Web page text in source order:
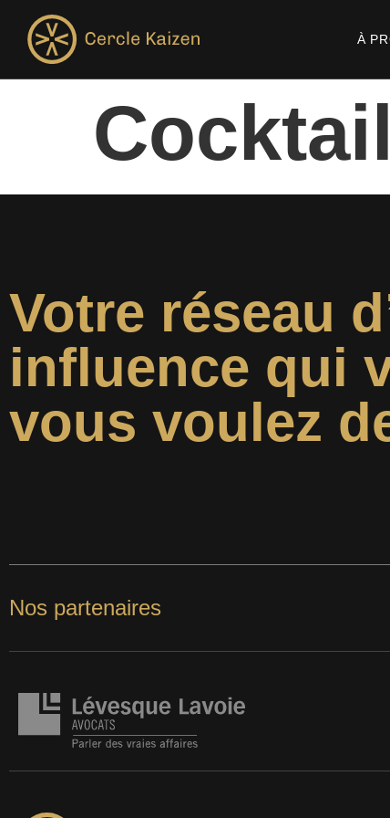
À
Votre réseau
influence qui
vous voulez
Nos partenaires